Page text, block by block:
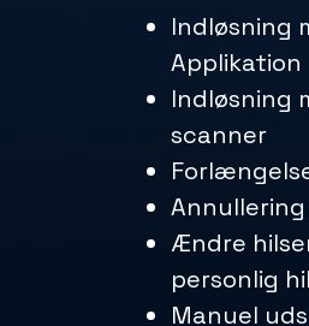
Indløsning
Applikation
Indløsning
scanner
Ændre
personlig
Manuel